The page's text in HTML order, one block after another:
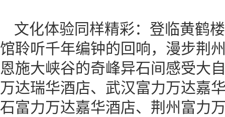
文化体验同样精彩：登临黄鹤
馆聆听千年编钟的回响，漫步荆
恩施大峡谷的奇峰异石间感受大
万达瑞华酒店、武汉富力万达嘉
石富力万达嘉华酒店、荆州富力